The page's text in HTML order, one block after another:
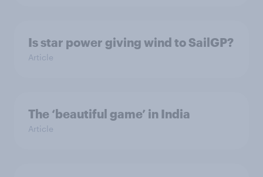
Is star power giving wind to SailGP?
Article
The ‘beautiful game’ in India
Article